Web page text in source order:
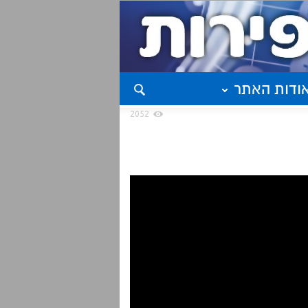
האתר
2052